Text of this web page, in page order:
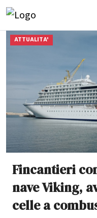
ATTUALITA'
Fincantieri
nave Viking,
celle a